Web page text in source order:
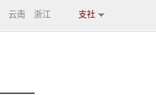
云南 浙江 支社